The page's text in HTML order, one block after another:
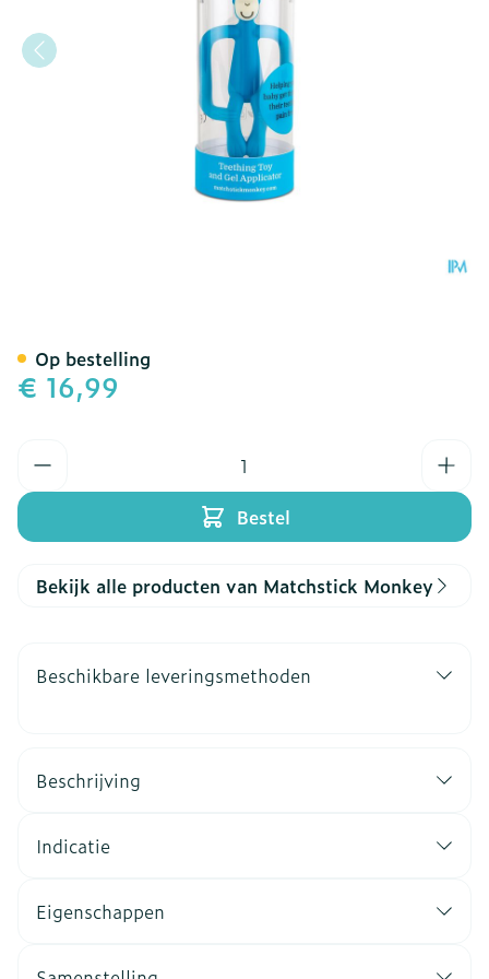
€ 16,99
Bestel
Op bestelling
Bekijk alle producten van Matchstick Monkey
Beschikbare leveringsmethoden
Beschrijving
Indicatie
Eigenschappen